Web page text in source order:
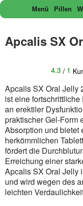
Menü Pillen
Apcalis SX
4.3 / 1
Apcalis SX Oral Jelly
ist eine
an erektiler
praktischer Gel-Form
Absorption und bietet
herkömmlichen
fördert die
Erreichung einer
Apcalis SX Oral Jelly
und wird wegen des
leichten